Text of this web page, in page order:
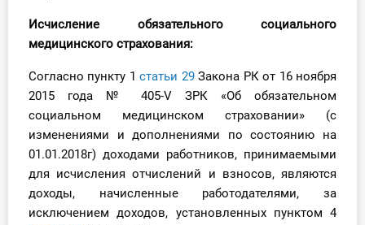
Исчисление
обязательного социального
медицинского страхования:
Согласно пункту 1статьи 29Закона РК от 16 ноября
2015 года № 405-V ЗРК «Об обязательном
социальном медицинском страховании» (с
изменениями и дополнениями по состоянию на
01.01.2018г) доходами работников, принимаемыми
для исчисления отчислений и взносов, являются
доходы, начисленные работодателями, за
исключением доходов, установленных пунктом 4